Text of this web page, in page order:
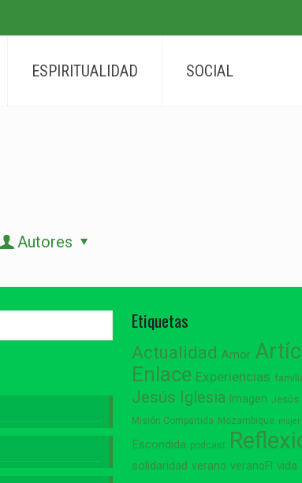
ESPIRITUALIDAD SOCIAL
Autores
Etiquetas
Actualidad Amor
Enlace Experiencias
Jesús Iglesia Imagen Jesús
Misión Compartida Mozambique mujer
Escondida podcast
solidaridad verano veranoFI vida